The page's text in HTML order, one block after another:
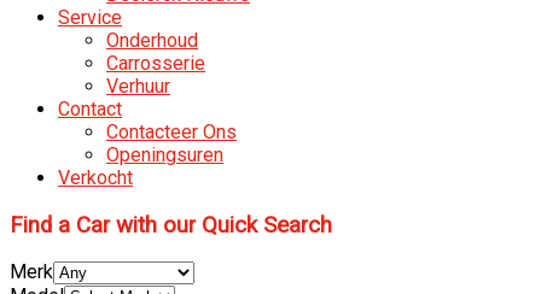
Service
Onderhoud
Carrosserie
Verhuur
Contact
Contacteer Ons
Openingsuren
Verkocht
Find a Car with our Quick Search
Merk